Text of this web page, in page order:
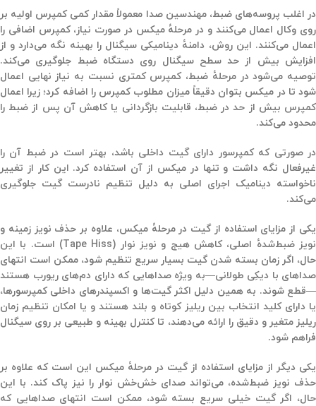
در اغلب پروسه‌های ضبط، مهندسین صدا معمولاً مقدار کمیکمپرس اولیه بر
روی وکال اعمال می‌کنند و در مرحلهٔمیکس در صورت نیاز،کمپرس اضافی را
اعمال می‌کنند. این روش، دامنهٔ دینامیکی سیگنال را بهینه نگه می‌دارد و از
افزایش بیش از حد سطح سیگنال روی دستگاه ضبط جلوگیری می‌کند.
توصیه می‌شود در مرحلهٔ ضبط،کمپرس کمتری نسبت به نیاز نهایی اعمال
شود تا در میکس بتوان دقیقاً میزان مطلوب کمپرس را اضافه کرد؛ زیرا اعمال
کمپرس بیش از حد در ضبط، قابلیت بازگردانی یا کاهش آن پس از ضبط را
محدود می‌کند.
در صورتی که کمپرسور دارایگیت داخلی باشد، بهتر است در ضبط آن را
غیرفعال نگه داشت و تنها در میکس از آن استفاده کرد. این کار از تغییر
ناخواسته دینامیک اجرای اصلی به دلیل تنظیم نادرست گیت جلوگیری
می‌کند.
یکی از مزایای استفاده از گیت در مرحلهٔ میکس، علاوه بر حذف نویز زمینه و
نویز ضبط‌شدهٔ اصلی،کاهش هیج و نویز نوار (Tape Hiss)
است. با این
حال، اگر زمان بسته شدن گیت بسیار سریع تنظیم شود، ممکن است انتهای
صداهای با دیکِی طولانی—به ویژه صداهایی که دارای دم‌های ریورب هستند
—قطع شوند. به همین دلیل اکثرگیت‌ها و اکسپندرهای داخلی کمپرسورها،
یا دارایکلید انتخاب بین ریلیز کوتاه و بلند هستند و یا امکان تنظیم زمان
ریلیز متغیر و دقیق را ارائه می‌دهند، تا کنترل بهینه و طبیعی بر روی سیگنال
فراهم شود.
یکی دیگر از مزایای استفاده ازگیت در مرحلهٔ میکس این است که علاوه بر
حذف نویز ضبط‌شده، می‌تواند صدای خش‌خش نوار را نیز پاک کند. با این
حال، اگر گیت خیلی سریع بسته شود، ممکن است انتهای صداهایی که